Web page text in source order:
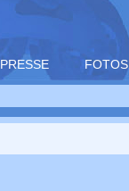
PRESSE FOTOS